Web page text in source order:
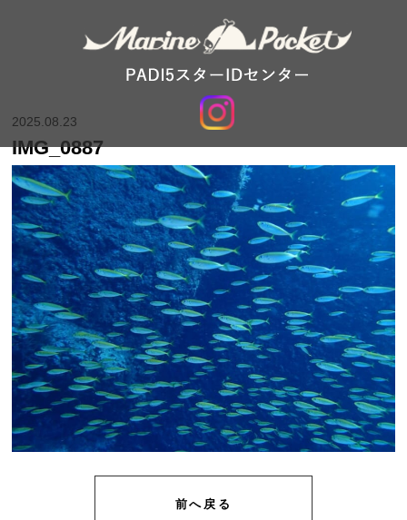
2025.08.23
IMG_0887
前へ戻る